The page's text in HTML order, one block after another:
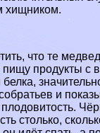
хищником.
что те
пищу продукты с
и
столько,